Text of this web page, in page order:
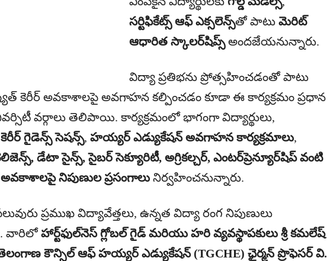
సర్టిఫికేట్స్ ఆఫ్ ఎక్సలెన్స్తో పాటు మెరిట్
ఆధారిత స్కాలర్‌షిప్స్అందజేయనున్నారు.
విద్యా ప్రతిభను ప్రోత్సహించడంతో పాటు
కెరీర్ అవకాశాలపై అవగాహన కల్పించడం కూడా ఈ కార్యక్రమం ప్రధాన
వర్గాలు తెలిపాయి. కార్యక్రమంలో భాగంగా విద్యార్థులు,
కెరీర్ గైడెన్స్ సెషన్స్, హయ్యర్ ఎడ్యుకేషన్ అవగాహన కార్యక్రమాలు,
డేటా సైన్స్, సైబర్ సెక్యూరిటీ, అగ్రికల్చర్, ఎంటర్‌ప్రెన్యూర్‌షిప్ వంటి
నిపుణుల ప్రసంగాలు నిర్వహించనున్నారు.
ప్రముఖ విద్యావేత్తలు, ఉన్నత విద్యా రంగ నిపుణులు
వారిలోహార్ట్‌ఫుల్‌నెస్ గ్లోబల్ గైడ్ మరియు హరి వ్యవస్థాపకులు శ్రీ కమలేష్
కౌన్సిల్ ఆఫ్ హయ్యర్ ఎడ్యుకేషన్ (TGCHE) ఛైర్మన్ ప్రొఫెసర్ వి.